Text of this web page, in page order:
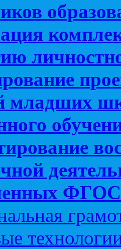
младших